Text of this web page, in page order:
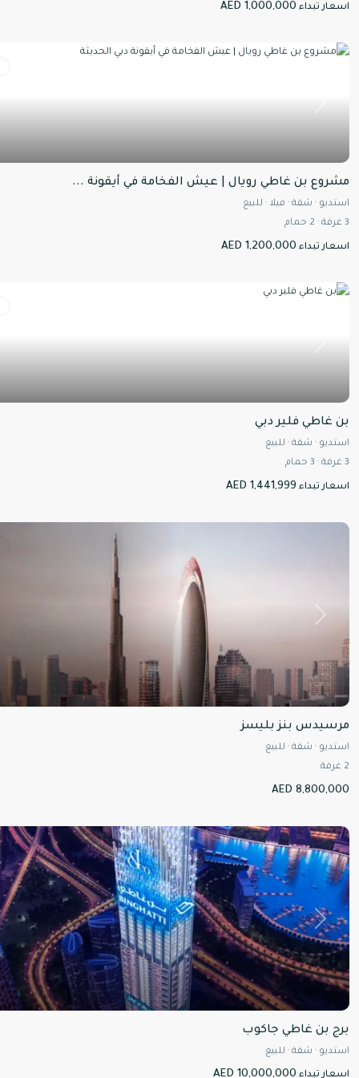
اسعار تبداء AED 1,000,000
مشروع بن غاطي رويال | عيش الفخامة في أيقونة ...
استديو · شقة · فيلا · للبيع
3 غرفة ·
2 حمام
اسعار تبداء AED 1,200,000
بن غاطي فلير دبي
استديو · شقة · للبيع
3 غرفة ·
3 حمام
اسعار تبداء AED 1,441,999
Next
مرسيدس بنز بليسز
استديو · شقة · للبيع
2 غرفة
AED 8,800,000
Next
برج بن غاطي جاكوب
استديو · شقة · للبيع
اسعار تبداء AED 10,000,000